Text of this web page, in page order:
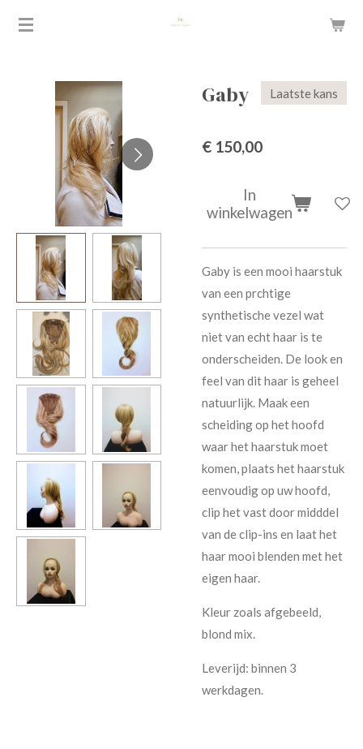
Ga
hoofdinhoud
Gaby Laatste kans
€ 150,00
In
winkelwagen
Gaby is een mooi haarstuk
van een prchtige
synthetische vezel wat
niet van echt haar is te
onderscheiden. De look en
feel van dit haar is geheel
natuurlijk. Maak een
scheiding op het hoofd
waar het haarstuk moet
komen, plaats het haarstuk
eenvoudig op uw hoofd,
clip het vast door midddel
van de clip-ins en laat het
haar mooi blenden met het
eigen haar.
Kleur zoals afgebeeld,
blond mix.
Leverijd: binnen 3
werkdagen.